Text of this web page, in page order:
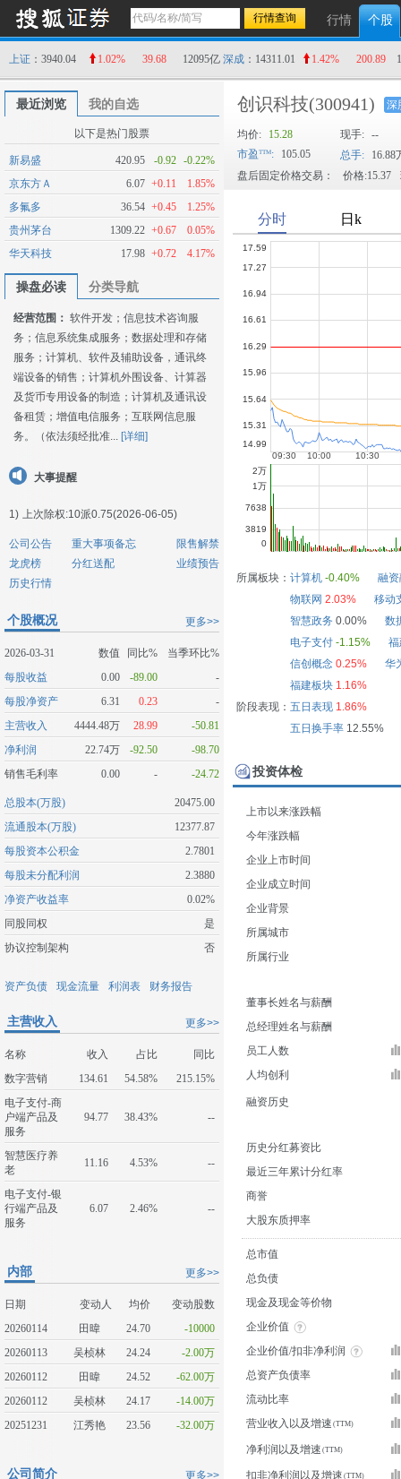
行情 个股
上证 ：3940.04 1.02% 39.68 12095亿 深成 ：14311.01 1.42% 200.89
最近浏览 我的自选
以下是热门股票
新易盛 420.95 -0.92 -0.22%
京东方Ａ
6.07 +0.11
1.85%
多氟多
36.54 +0.45
1.25%
贵州茅台
1309.22 +0.67
0.05%
华天科技
17.98 +0.72 4.17%
操盘必读 分类导航
经营范围： 软件开发；信息技术咨询服
务；信息系统集成服务；数据处理和存储
服务；计算机、软件及辅助设备，通讯终
端设备的销售；计算机外围设备、计算器
及货币专用设备的制造；计算机及通讯设
备租赁；增值电信服务；互联网信息服
务。（依法须经批准... [详细]
大事提醒
1) 上次除权:10派0.75(2026-06-05)
公司公告 重大事项备忘
限售解禁
龙虎榜
分红送配
业绩预告
历史行情
更多>>
个股概况
2026-03-31 数值 同比%
当季环比%
每股收益
0.00 -89.00
-
每股净资产
6.31 0.23
-
主营收入
4444.48万 28.99
-50.81
净利润
22.74万 -92.50
-98.70
销售毛利率
0.00 - -24.72
总股本(万股)
20475.00
流通股本(万股)
12377.87
每股资本公积金
2.7801
每股未分配利润
2.3880
净资产收益率
0.02%
同股同权
是
协议控制架构
否
资产负债 现金流量 利润表 财务报告
更多>>
主营收入
名称 收入 占比
同比
数字营销
134.61 54.58%
215.15%
电子支付-商
户端产品及
服务
94.77 38.43% --
智慧医疗养
老
11.16 4.53% --
电子支付-银
行端产品及
服务
6.07 2.46% --
更多>>
内部
日期 变动人 均价
变动股数
20260114
田暐 24.70
-10000
20260113
吴桢林 24.24
-2.00万
20260112
田暐 24.52
-62.00万
20260112
吴桢林 24.17
-14.00万
20251231
江秀艳 23.56 -32.00万
更多>>
公司简介
创识科技(300941) 深
均价: 15.28 现手: --
市盈
: 105.05 总手:
16.88
盘后固定价格交易：
价格:15.37
所属板块： 计算机 -0.40%
融
物联网 2.03%
移动
智慧政务 0.00%
数
电子支付 -1.15%
信创概念 0.25%
华
福建板块 1.16%
阶段表现： 五日表现 1.86%
五日换手率12.55%
投资体检
上市以来涨跌幅
今年涨跌幅
企业上市时间
企业成立时间
企业背景
所属城市
所属行业
董事长姓名与薪酬
总经理姓名与薪酬
员工人数
人均创利
融资历史
历史分红募资比
最近三年累计分红率
商誉
大股东质押率
总市值
总负债
现金及现金等价物
企业价值
企业价值/扣非净利润
总资产负债率
流动比率
营业收入以及增速
净利润以及增速
扣非净利润以及增速